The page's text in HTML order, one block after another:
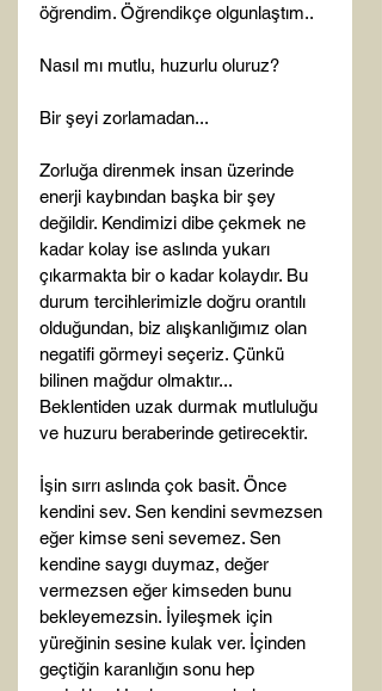
öğrendim. Öğrendikçe olgunlaştım..
Nasıl mı mutlu, huzurlu oluruz?
Bir şeyi zorlamadan...
Zorluğa direnmek insan üzerinde
enerji kaybından başka bir şey
değildir. Kendimizi dibe çekmek ne
kadar kolay ise aslında yukarı
çıkarmakta bir o kadar kolaydır. Bu
durum tercihlerimizle doğru orantılı
olduğundan, biz alışkanlığımız olan
negatifi görmeyi seçeriz. Çünkü
bilinen mağdur olmaktır...
Beklentiden uzak durmak mutluluğu
ve huzuru beraberinde getirecektir.
İşin sırrı aslında çok basit. Önce
kendini sev. Sen kendini sevmezsen
eğer kimse seni sevemez. Sen
kendine saygı duymaz, değer
vermezsen eğer kimseden bunu
bekleyemezsin. İyileşmek için
yüreğinin sesine kulak ver. İçinden
geçtiğin karanlığın sonu hep